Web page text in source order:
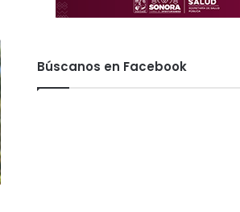
Búscanos en Facebook